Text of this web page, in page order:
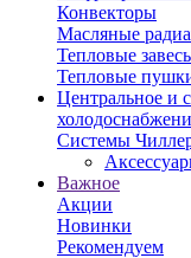
Конвекторы
Масляные
Тепловые
Тепловые
Центральное и
Системы
Важное
Акции
Новинки
Рекомендуем